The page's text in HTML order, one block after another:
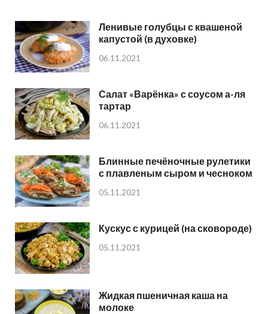
Ленивые голубцы с квашеной
капустой (в духовке)
06.11.2021
Салат «Варёнка» с соусом а-ля
тартар
06.11.2021
Блинные печёночные рулетики
с плавленым сыром и чесноком
05.11.2021
Кускус с курицей (на сковороде)
05.11.2021
Жидкая пшеничная каша на
молоке